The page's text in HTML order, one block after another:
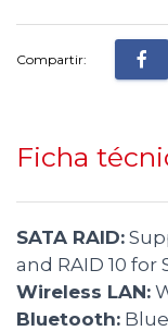
Compartir:
Ficha
SATA RAID:
and RAID 10 for
Wireless LAN:
Bluetooth: